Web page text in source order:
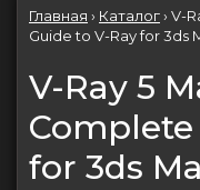
Главная › Каталог› V-
Guide to V-Ray for 3ds
V-Ray 5
Complete
for 3ds